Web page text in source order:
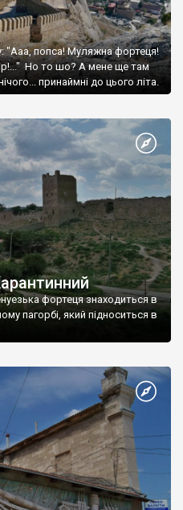
"Ааа, попса! Муляжна фортеця!
Но то шо? А мене ще там
принаймні до цього літа.
фортеця знаходиться в
пагорбі, який підноситься в